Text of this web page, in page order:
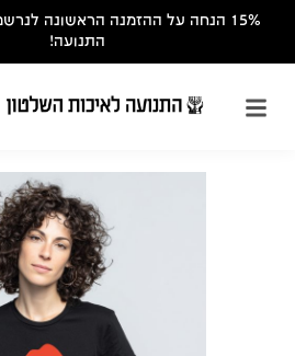
15% הנחה על ההזמנה הראשונה
התנועה!